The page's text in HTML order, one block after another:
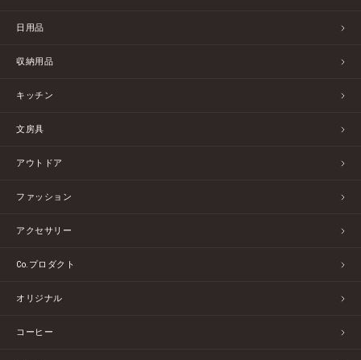
日用品
収納用品
キッチン
文房具
アウトドア
ファッション
アクセサリー
Co.プロダクト
オリジナル
コーヒー